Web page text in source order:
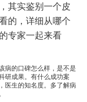
其实鉴别一个皮
的，详细从哪个
专家一起来看
的口碑怎么样，是不是
研成果。有什么成功案
医生的知名度。多了解病